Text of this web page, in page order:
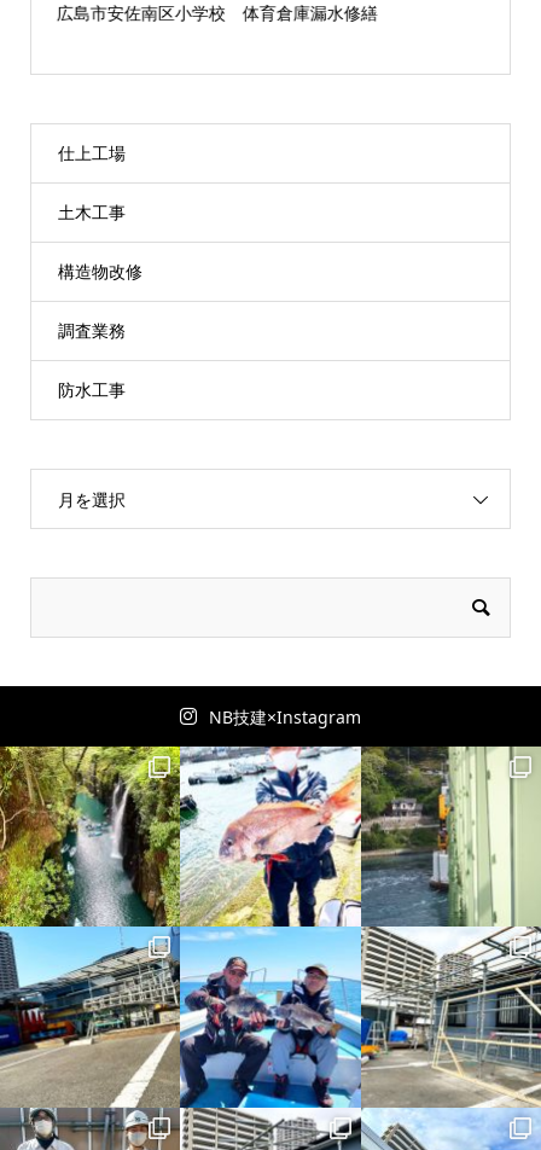
広島市安佐南区小学校 体育倉庫漏水修繕
仕上工場
土木工事
構造物改修
調査業務
防水工事
月を選択
NB技建×Instagram